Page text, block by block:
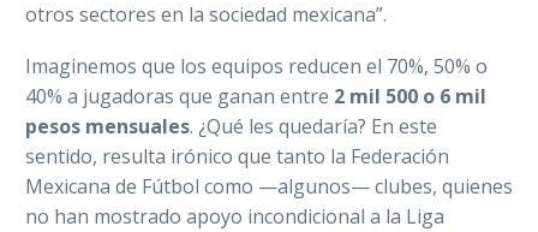
otros sectores en la sociedad mexicana”.
Imaginemos que los equipos reducen el 70%, 50% o
40% a jugadoras que ganan entre 2 mil 500 o 6 mil
pesos mensuales. ¿Qué les quedaría? En este
sentido, resulta irónico que tanto la Federación
Mexicana de Fútbol como —algunos— clubes, quienes
no han mostrado apoyo incondicional a la Liga